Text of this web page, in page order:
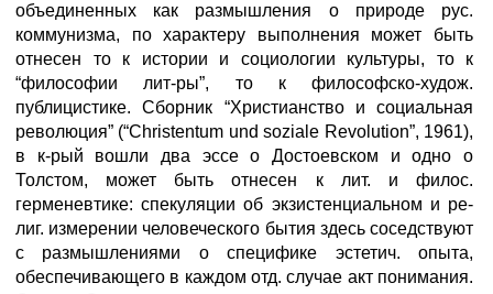
объединенных как размышления о природе рус.
коммунизма, по характеру выполнения может быть
отнесен то к истории и социологии культуры, то к
“философии лит-ры”, то к философско-худож.
публицистике. Сборник “Христианство и социальная
революция” (“Christentum und soziale Revolution”, 1961),
в к-рый вошли два эссе о Достоевском и одно о
Толстом, может быть отнесен к лит. и филос.
герменевтике: спекуляции об экзистенциальном и ре-
лиг. измерении человеческого бытия здесь соседствуют
с размышлениями о специфике эстетич. опыта,
обеспечивающего в каждом отд. случае акт понимания.